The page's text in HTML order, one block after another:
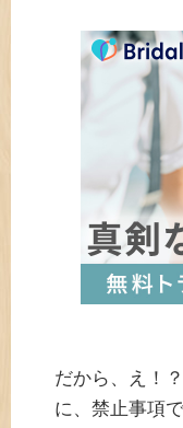
だから、え！
に、禁止事項